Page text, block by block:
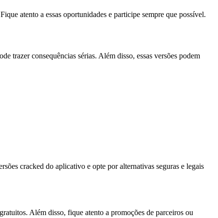
atento a essas oportunidades e participe sempre que possível.
trazer consequências sérias. Além disso, essas versões podem
cracked do aplicativo e opte por alternativas seguras e legais
Além disso, fique atento a promoções de parceiros ou